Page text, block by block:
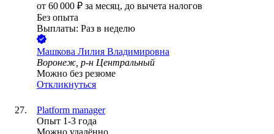
от 60 000 ₽ за месяц, до вычета налогов
Без опыта
Выплаты: Раз в неделю
Машкова Лилия Владимировна
Воронеж, р-н Центральный
Можно без резюме
Откликнуться
Platform manager
Опыт 1-3 года